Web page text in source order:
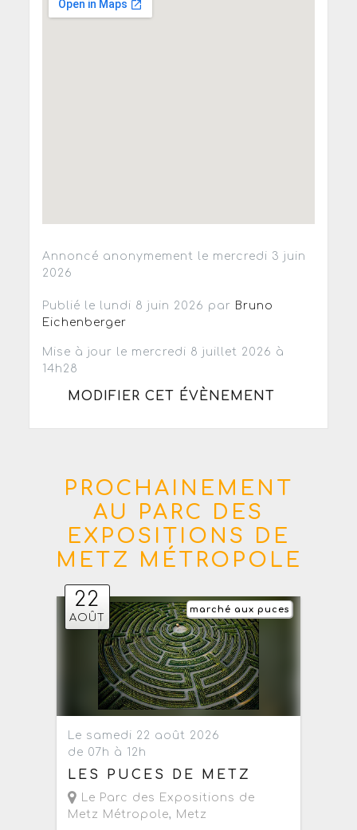
Annoncé anonymement le mercredi 3 juin
2026
Publié le lundi 8 juin 2026 par Bruno
Eichenberger
Mise à jour le mercredi 8 juillet 2026 à
14h28
MODIFIER CET ÉVÈNEMENT
PROCHAINEMENT
AU PARC DES
EXPOSITIONS DE
METZ MÉTROPOLE
22
AOÛT
marché aux puces
Le samedi 22 août 2026
de 07h à 12h
LES PUCES DE METZ
Le Parc des Expositions de
Metz Métropole, Metz